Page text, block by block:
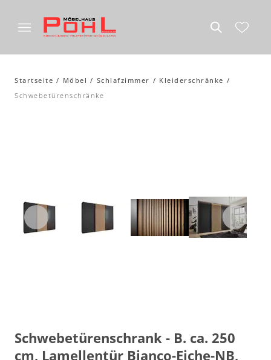
Startseite Möbel Schlafzimmer
Kleiderschränke
Schwebetürenschränke
Schwebetürenschrank - B. ca. 250
cm, Lamellentür Bianco-Eiche-NB,